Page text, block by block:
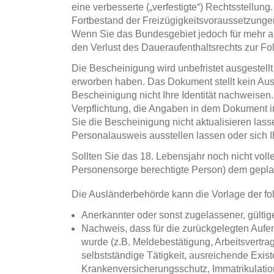
eine verbesserte („verfestigte“)
Fortbestand der
Wenn Sie das Bundesgebiet jedoch für mehr
den Verlust des Daueraufenthaltsrechts zur
Die Bescheinigung wird unbefristet
erworben haben. Das Dokument stellt kein
Bescheinigung nicht Ihre Identität
Verpflichtung, die Angaben in dem Dokument
Sie die Bescheinigung nicht aktualisieren
Personalausweis ausstellen lassen oder sich
Sollten Sie das 18. Lebensjahr noch nicht
Personensorge berechtigte Person) dem
Die Ausländerbehörde kann die Vorlage der
Anerkannter oder sonst zugelassener,
Nachweis, dass für die zurückgelegten
wurde (z.B. Meldebestätigung,
selbstständige Tätigkeit, ausreichende
Krankenversicherungsschutz,